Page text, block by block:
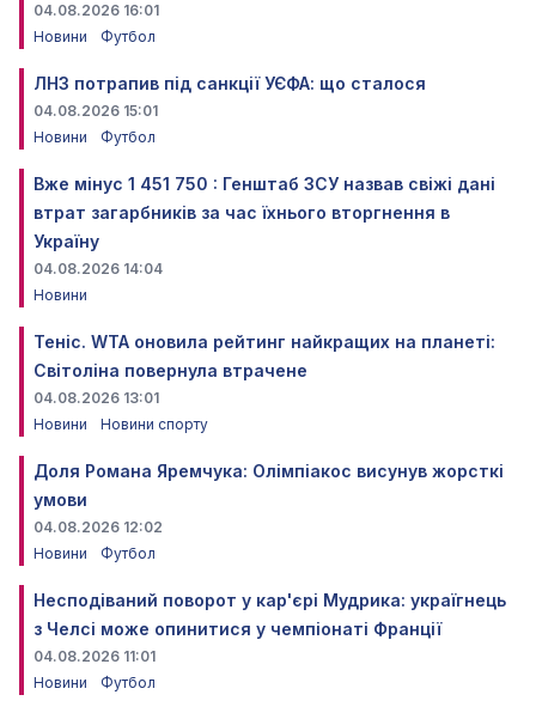
04.08.2026 16:01
Новини
Футбол
ЛНЗ потрапив під санкції УЄФА: що сталося
04.08.2026 15:01
Новини
Футбол
Вже мінус 1 451 750 : Генштаб ЗСУ назвав свіжі дані
втрат загарбників за час їхнього вторгнення в
Україну
04.08.2026 14:04
Новини
Теніс. WTA оновила рейтинг найкращих на планеті:
Світоліна повернула втрачене
04.08.2026 13:01
Новини
Новини спорту
Доля Романа Яремчука: Олімпіакос висунув жорсткі
умови
04.08.2026 12:02
Новини
Футбол
Несподіваний поворот у кар'єрі Мудрика: україгнець
з Челсі може опинитися у чемпіонаті Франції
04.08.2026 11:01
Новини
Футбол